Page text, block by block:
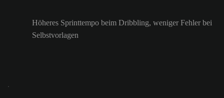
Höheres Sprinttempo beim Dribbling, weniger Fehler bei
Selbstvorlagen